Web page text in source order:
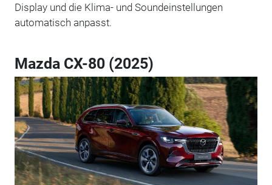
Display und die Klima- und Soundeinstellungen
automatisch anpasst.
Mazda CX-80 (2025)